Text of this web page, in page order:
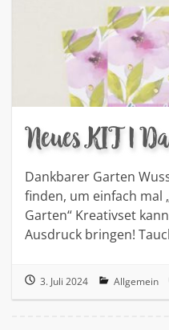
Neues KIT |
Dankbarer Garten
finden, um einfach mal
Garten“ Kreativset
Ausdruck bringen!
3. Juli 2024 Allgemein